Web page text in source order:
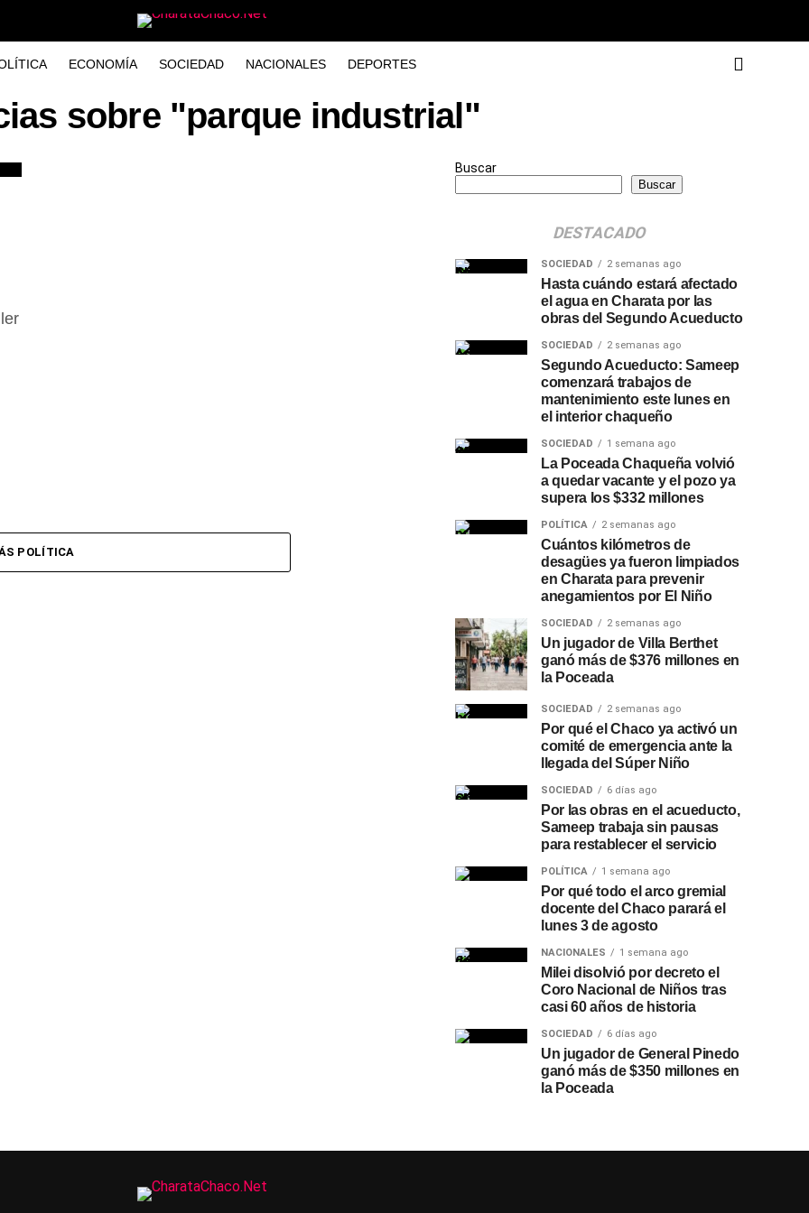
ECONOMÍA SOCIEDAD NACIONALES DEPORTES
sobre "parque industrial"
POLÍTICA
Buscar
Buscar
DESTACADO
SOCIEDAD 2 semanas ago
Hasta cuándo estará afectado
el agua en Charata por las
obras del Segundo Acueducto
SOCIEDAD 2 semanas ago
Segundo Acueducto: Sameep
comenzará trabajos de
mantenimiento este lunes en
el interior chaqueño
SOCIEDAD 1 semana ago
La Poceada Chaqueña volvió
a quedar vacante y el pozo ya
supera los $332 millones
POLÍTICA 2 semanas ago
Cuántos kilómetros de
desagües ya fueron limpiados
en Charata para prevenir
anegamientos por El Niño
SOCIEDAD 2 semanas ago
Un jugador de Villa Berthet
ganó más de $376 millones en
la Poceada
SOCIEDAD 2 semanas ago
Por qué el Chaco ya activó un
comité de emergencia ante la
llegada del Súper Niño
SOCIEDAD 6 días ago
Por las obras en el acueducto,
Sameep trabaja sin pausas
para restablecer el servicio
POLÍTICA 1 semana ago
Por qué todo el arco gremial
docente del Chaco parará el
lunes 3 de agosto
NACIONALES 1 semana ago
Milei disolvió por decreto el
Coro Nacional de Niños tras
casi 60 años de historia
SOCIEDAD 6 días ago
Un jugador de General Pinedo
ganó más de $350 millones en
la Poceada